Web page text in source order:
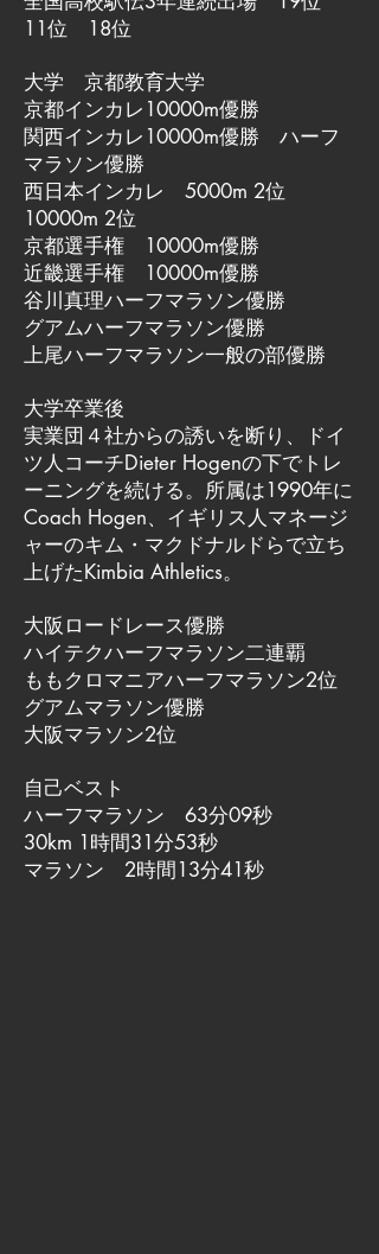
11位 18位
大学 京都教育大学
京都インカレ10000m優勝
関西インカレ10000m優勝 ハーフ
マラソン優勝
西日本インカレ 5000m 2位
10000m 2位
京都選手権 10000m優勝
近畿選手権 10000m優勝
谷川真理ハーフマラソン優勝
グアムハーフマラソン優勝
上尾ハーフマラソン一般の部優勝
大学卒業後
実業団４社からの誘いを断り、ドイ
ツ人コーチDieter Hogenの下でトレ
ーニングを続ける。所属は1990年に
Coach Hogen、イギリス人マネージ
ャーのキム・マクドナルドらで立ち
上げたKimbia Athletics。
大阪ロードレース優勝
ハイテクハーフマラソン二連覇
ももクロマニアハーフマラソン2位
グアムマラソン優勝
大阪マラソン2位
自己ベスト
ハーフマラソン 63分09秒
30km 1時間31分53秒
マラソン 2時間13分41秒